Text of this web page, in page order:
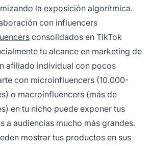
la exposición algorítmica.
con influencers
consolidados en TikTok
tu alcance en marketing de
afiliado individual con pocos
con microinfluencers (10.000-
o macroinfluencers (más de
en tu nicho puede exponer tus
a audiencias mucho más grandes.
mostrar tus productos en sus